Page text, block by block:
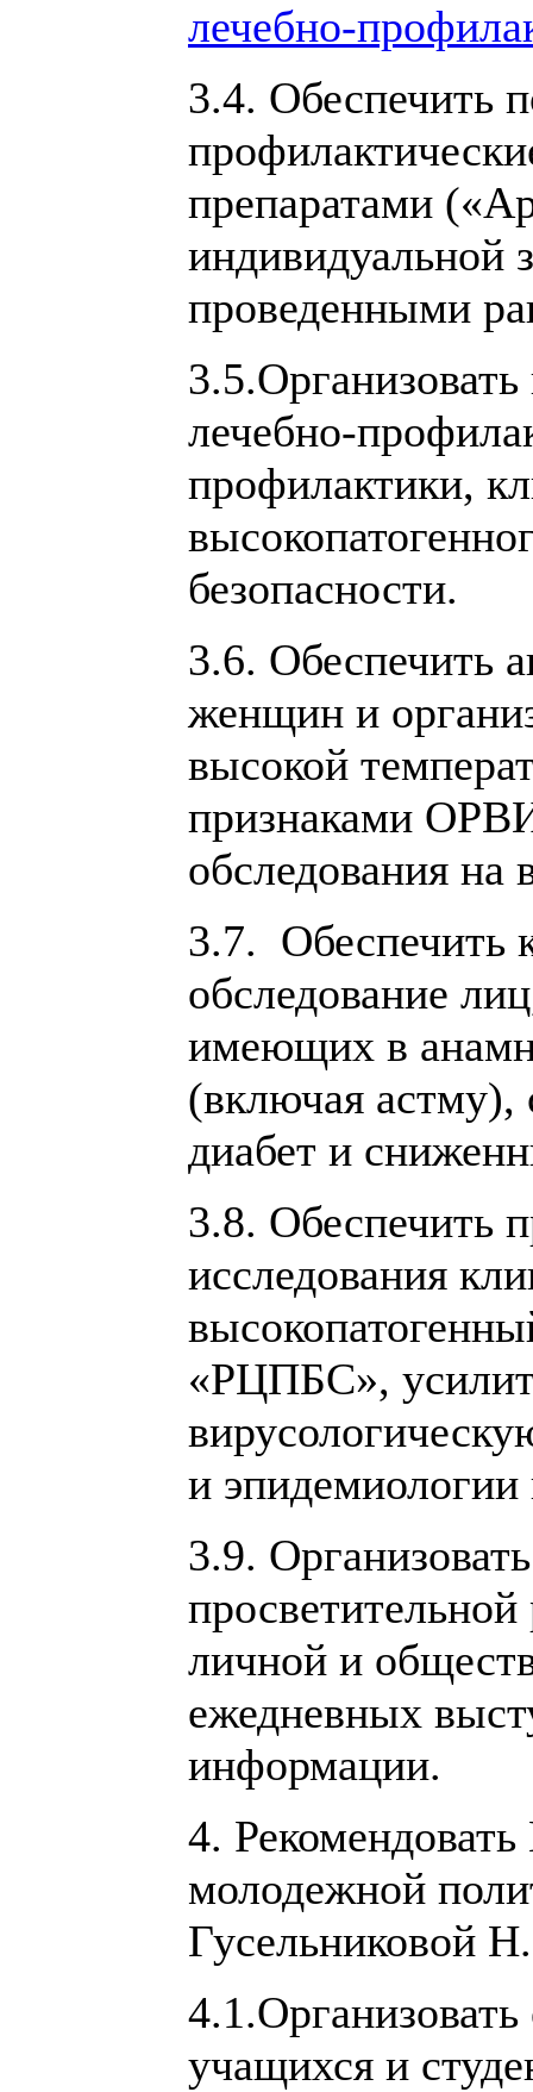
лечебно-
3.4. Обеспечить
препаратами
индивидуальной
проведенными
лечебно-
профилактики,
безопасности.
3.6. Обеспечить
женщин и
высокой
признаками
обследования на
3.7. Обеспечить
обследование
имеющих в
(включая астму),
диабет и
3.8. Обеспечить
исследования
«РЦПБС»,
и
3.9.
личной и
ежедневных
информации.
4.
молодежной
Гусельниковой
учащихся и